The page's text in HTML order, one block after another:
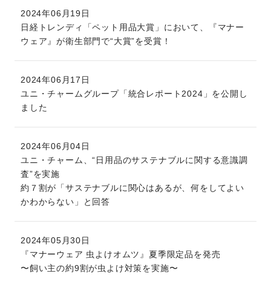
2024年06月19日
日経トレンディ「ペット用品大賞」において、『マナー
ウェア』が衛生部門で“大賞”を受賞！
2024年06月17日
ユニ・チャームグループ「統合レポート2024」を公開し
ました
2024年06月04日
ユニ・チャーム、“日用品のサステナブルに関する意識調
査”を実施
約７割が「サステナブルに関心はあるが、何をしてよい
かわからない」と回答
2024年05月30日
『マナーウェア 虫よけオムツ』夏季限定品を発売
〜飼い主の約9割が虫よけ対策を実施〜